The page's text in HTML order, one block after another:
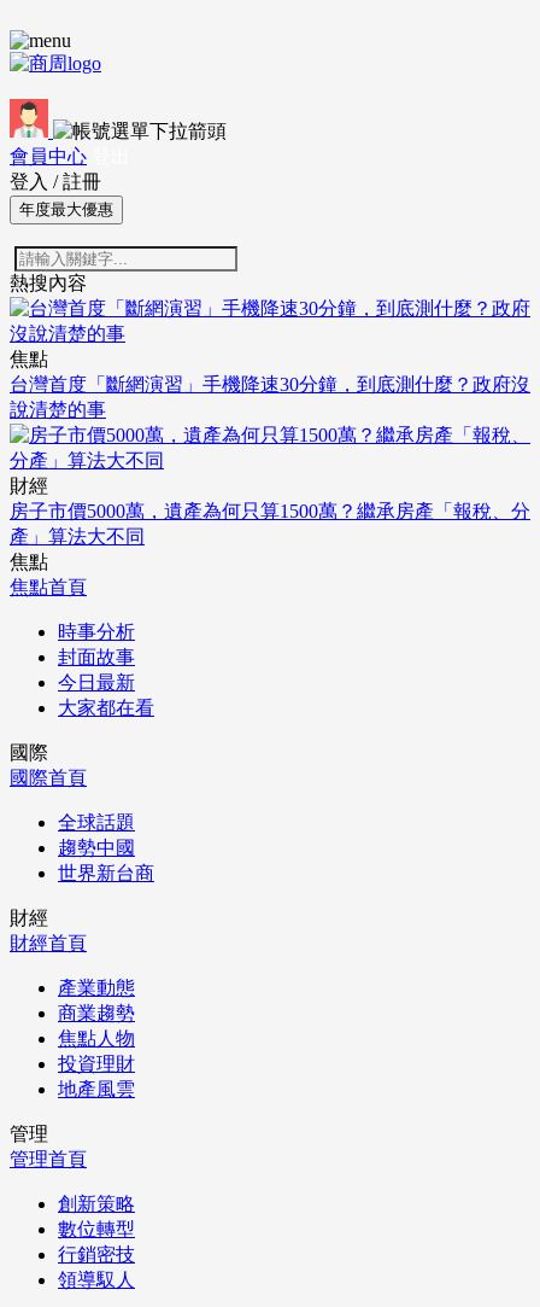
會員中心
登入 / 註冊
年度最大優惠
熱搜內容
焦點
台灣首度「斷網演習」手機降速30分鐘，到底測什麼？政府沒
說清楚的事
財經
房子市價5000萬，遺產為何只算1500萬？繼承房產「報稅、分
產」算法大不同
焦點
焦點首頁
時事分析
封面故事
今日最新
大家都在看
國際
國際首頁
全球話題
趨勢中國
世界新台商
財經
財經首頁
產業動態
商業趨勢
焦點人物
投資理財
地產風雲
管理
管理首頁
創新策略
數位轉型
行銷密技
領導馭人